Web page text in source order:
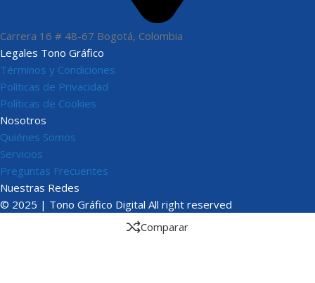
Carrera 16 # 48-67 Bogotá, Colombia
Legales Tono Gráfico
Términos y Condiciones
Políticas de Privacidad
Políticas de Cookies
Nosotros
Quiénes Somos
Servicios
Preguntas Frecuentes
Nuestras Redes
© 2025 | Tono Gráfico Digital All right reserved
Comparar